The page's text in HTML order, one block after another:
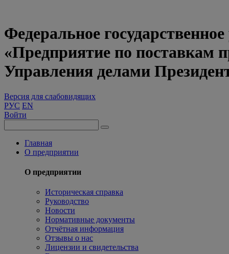
Федеральное
«Предприятие по поставкам
Управления делами
Версия для слабовидящих
РУС EN
Войти
Главная
О предприятии
О предприятии
Историческая справка
Руководство
Новости
Нормативные документы
Отчётная информация
Отзывы о нас
Лицензии и свидетельства